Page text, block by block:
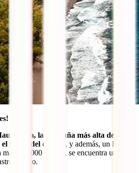
Kea, la montaña más alta del
fondo del océano , y además, un lugar
más de 4000 metros, se encuentra un